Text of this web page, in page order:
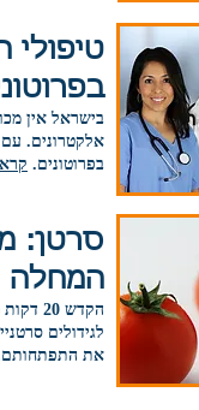
בישראל אין
אלקטרונים. עם
בפרוטונים.
סרטן:
המחלה
לגידולים
את